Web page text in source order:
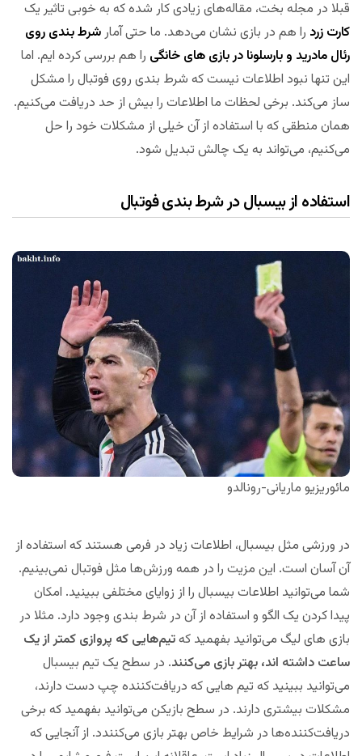
قبلا در مجله بخت، مقاله‌های زیادی کار شده که به خوبی تاثیر یک
کارت زرد را هم در بازی نشان می‌دهد. ما حتی آمارشرط بندی روی
رئال مادرید و بارسلونا در بازی های خانگی را هم بررسی کرده ایم. اما
این تنها نبود اطلاعات نیست که شرط بندی روی فوتبال را مشکل
ساز می‌کند. برخی لحظات ما اطلاعات را بیش از حد دریافت می‌کنیم.
همان منطقی که با استفاده از آن خیلی از مشکلات خود را حل
می‌کنیم، می‌تواند به یک چالش تبدیل شود.
استفاده از بیسبال در شرط بندی فوتبال
مائوریزیو ماریانی-رونالدو
در ورزشی مثل بیسبال، اطلاعات زیاد در فرمی هستند که استفاده از
آن آسان است. این مزیت را در همه ورزش‌ها مثل فوتبال نمی‌بینیم.
شما می‌توانید اطلاعات بیسبال را از زوایای مختلفی ببینید. امکان
پیدا کردن یک الگو و استفاده از آن در شرط بندی وجود دارد. مثلا در
بازی های لیگ می‌توانید بفهمید کهتیم‌هایی که پروازی کمتر از یک
ساعت داشته اند، بهتر بازی می‌کنند. در سطح یک تیم بیسبال
می‌توانید ببینید که تیم هایی که دریافت‌کننده چپ دست دارند،
مشکلات بیشتری دارند. در سطح بازیکن می‌توانید بفهمید که برخی
دریافت‌کننده‌ها در شرایط خاص بهتر بازی می‌کنندد. از آنجایی که